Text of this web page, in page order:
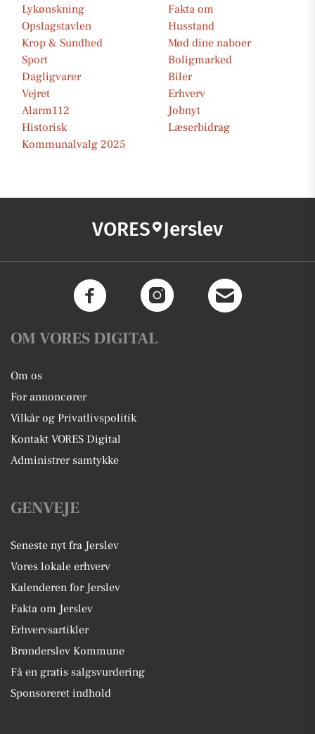
Lykønskning
Fakta om
Opslagstavlen
Husstand
Krop & Sundhed
Mød dine naboer
Sport
Boligmarked
Dagligvarer
Biler
Vejret
Erhverv
Alarm112
Jobnyt
Historisk
Læserbidrag
Kommunalvalg 2025
VORES Jerslev
OM VORES DIGITAL
Om os
For annoncører
Vilkår og Privatlivspolitik
Kontakt VORES Digital
Administrer samtykke
GENVEJE
Seneste nyt fra Jerslev
Vores lokale erhverv
Kalenderen for Jerslev
Fakta om Jerslev
Erhvervsartikler
Brønderslev Kommune
Få en gratis salgsvurdering
Sponsoreret indhold